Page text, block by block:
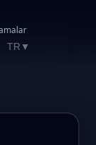
TR ▼